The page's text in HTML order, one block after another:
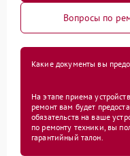
Вопросы по
Какие документы вы
На этапе приема
ремонт вам будет
обязательств на ваше
по ремонту техники, вы
гарантийный талон.